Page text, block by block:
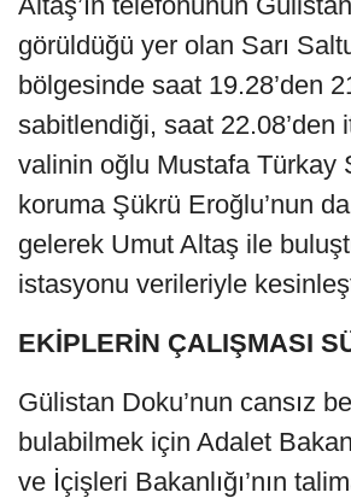
görüldüğü yer olan Sarı
bölgesinde saat 19.28’den
sabitlendiği, saat 22.08’den
valinin oğlu Mustafa Türkay
koruma Şükrü Eroğlu’nun
gelerek Umut Altaş ile
istasyonu verileriyle
EKİPLERİN ÇALIŞMASI
Gülistan Doku’nun cansız
bulabilmek için Adalet
ve İçişleri Bakanlığı’nın